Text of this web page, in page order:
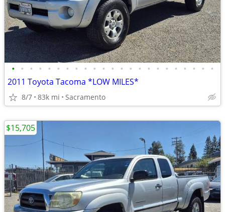
• • • • • • • • • • • • • • • • • • • • • • •
2011 Toyota Tacoma *LOW MILES*
8/7 83k mi Sacramento
$15,705